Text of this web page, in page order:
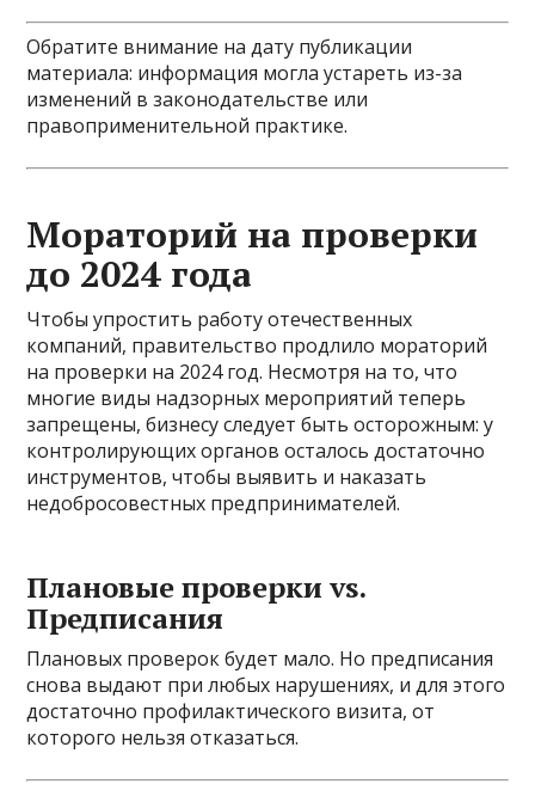
Обратите внимание на дату публикации
материала: информация могла устареть из-за
изменений в законодательстве или
правоприменительной практике.
Мораторий на проверки
до 2024 года
Чтобы упростить работу отечественных
компаний, правительство продлило мораторий
на проверки на 2024 год. Несмотря на то, что
многие виды надзорных мероприятий теперь
запрещены, бизнесу следует быть осторожным: у
контролирующих органов осталось достаточно
инструментов, чтобы выявить и наказать
недобросовестных предпринимателей.
Плановые проверки vs.
Предписания
Плановых проверок будет мало. Но предписания
снова выдают при любых нарушениях, и для этого
достаточно профилактического визита, от
которого нельзя отказаться.